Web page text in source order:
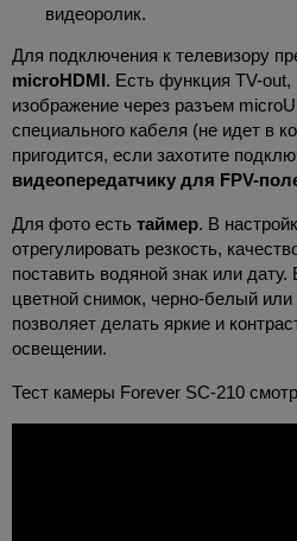
видеоролик.
Для подключения к телевизору
microHDMI. Есть функция TV-out,
изображение через разъем
специального кабеля (не идет в
пригодится, если захотите
видеопередатчику для FPV-
Для фото есть таймер. В
отрегулировать резкость,
поставить водяной знак или дату.
цветной снимок, черно-белый или
позволяет делать яркие и
освещении.
Тест камеры Forever SC-210